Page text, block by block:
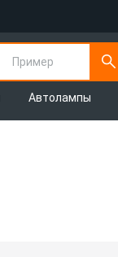
Пример
Автолампы